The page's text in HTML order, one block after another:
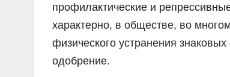
профилактические и
характерно, в обществе, во
физического устранения
одобрение.